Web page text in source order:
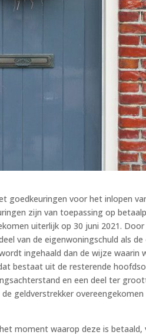
goedkeuringen voor het inlopen
zijn van toepassing op
uiterlijk op 30 juni 2021.
van de eigenwoningschuld als
ingehaald dan de wijze waarin
bestaat uit de resterende
en een deel ter
geldverstrekker
moment waarop deze is betaald,